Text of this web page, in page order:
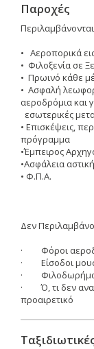
Παροχές
Περιλαμβάνονται
• Αεροπορικά
• Φιλοξενία σε
• Πρωινό κάθε
• Ασφαλή
αεροδρόμια και
εσωτερικές
• Επισκέψεις,
πρόγραμμα
•Έμπειρος
•Ασφάλεια
• Φ.Π.Α.
Δεν
· Φόροι
· Είσοδοι
·
· Ό, τι δεν
προαιρετικό